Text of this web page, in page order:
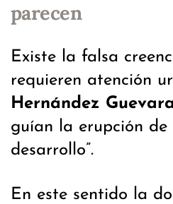
parecen
Existe la falsa
requieren atención
Hernández Guevara
guían la erupción
desarrollo”.
En este sentido la